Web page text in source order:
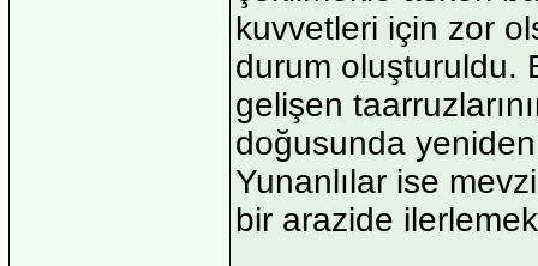
kuvvetleri için zor
durum oluşturuldu.
gelişen
doğusunda yeniden
Yunanlılar ise
bir arazide